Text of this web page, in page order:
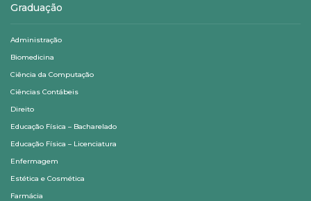
Graduação
Administração
Biomedicina
Ciência da Computação
Ciências Contábeis
Direito
Educação Física – Bacharelado
Educação Física – Licenciatura
Enfermagem
Estética e Cosmética
Farmácia